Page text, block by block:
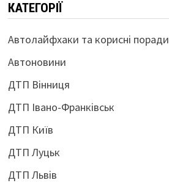
КАТЕГОРІЇ
Автолайфхаки та корисні поради
Автоновини
ДТП Вінниця
ДТП Івано-Франківськ
ДТП Київ
ДТП Луцьк
ДТП Львів